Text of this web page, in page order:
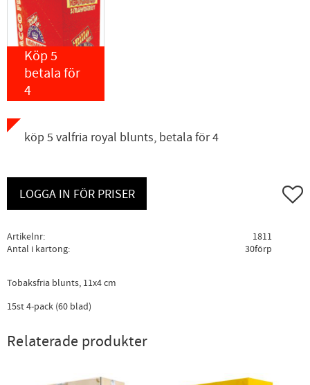
Köp 5
betala för
4
köp 5 valfria royal blunts, betala för 4
LOGGA IN FÖR PRISER Lägg
Artikelnr
1811
Antal i kartong
30förp
Tobaksfria blunts, 11x4 cm
15st 4-pack (60 blad)
Relaterade produkter